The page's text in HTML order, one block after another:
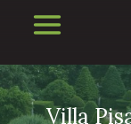
Villa